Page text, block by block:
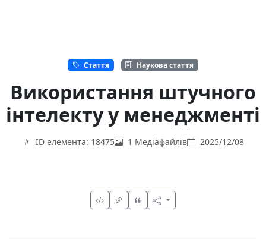
Стаття Наукова стаття
Використання штучного
інтелекту у менеджменті
ID елемента: 18475 1 Медіафайлів 2025/12/08